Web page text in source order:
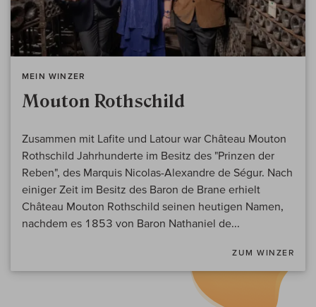
MEIN WINZER
Mouton Rothschild
Zusammen mit Lafite und Latour war Château Mouton
Rothschild Jahrhunderte im Besitz des "Prinzen der
Reben", des Marquis Nicolas-Alexandre de Ségur. Nach
einiger Zeit im Besitz des Baron de Brane erhielt
Château Mouton Rothschild seinen heutigen Namen,
nachdem es 1853 von Baron Nathaniel de...
ZUM WINZER